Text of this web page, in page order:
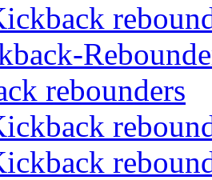
rebounders